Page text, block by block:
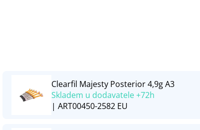
Clearfil Majesty Posterior 4,9g A3
Skladem u dodavatele +72h
| ART00450-2582 EU